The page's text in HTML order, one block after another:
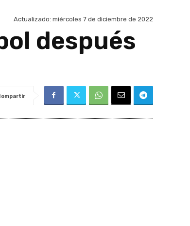
Actualizado: miércoles 7 de diciembre de 2022
después